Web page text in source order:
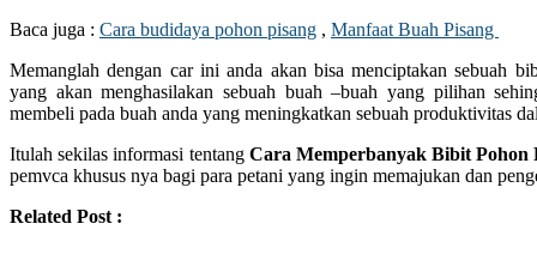
Baca juga : Cara budidaya pohon pisang , Manfaat Buah Pisang
Memanglah dengan car ini anda akan bisa menciptakan sebuah
yang akan menghasilakan sebuah buah –buah yang pilihan
membeli pada buah anda yang meningkatkan sebuah produktivitas
Itulah sekilas informasi tentang Cara Memperbanyak Bibit Pohon
pemvca khusus nya bagi para petani yang ingin memajukan dan
Related Post :